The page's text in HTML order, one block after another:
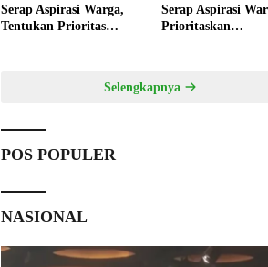
Serap Aspirasi Warga,
Tentukan Prioritas
Serap Aspirasi
Prioritaskan
Selengkapnya
POS POPULER
NASIONAL